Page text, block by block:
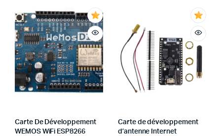
Carte De Développement
WEMOS WiFi ESP8266
Carte de développement
d’antenne Internet